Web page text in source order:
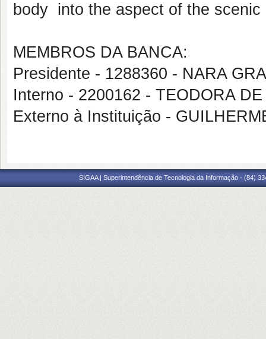
body into the aspect of the scenic
MEMBROS DA BANCA:
Presidente - 1288360 - NARA
Interno - 2200162 - TEODORA
Externo à Instituição -
SIGAA | Superintendência de Tecnologia da Informação - (84)